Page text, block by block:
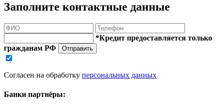
Заполните контактные данные
*Кредит предоставляется только
гражданам РФ
Отправить
Согласен на обработку персональных данных
Банки партнёры: